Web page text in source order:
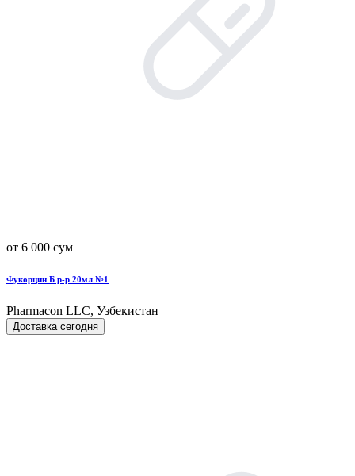
от 6 000 сум
Фукорцин Б р-р 20мл №1
Pharmacon LLC, Узбекистан
Доставка сегодня